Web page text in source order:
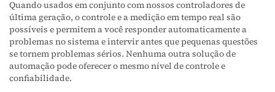
Quando usados em conjunto com nossos controladores de
última geração, o controle e a medição em tempo real são
possíveis e permitem a você responder automaticamente a
problemas no sistema e intervir antes que pequenas questões
se tornem problemas sérios. Nenhuma outra solução de
automação pode oferecer o mesmo nível de controle e
confiabilidade.